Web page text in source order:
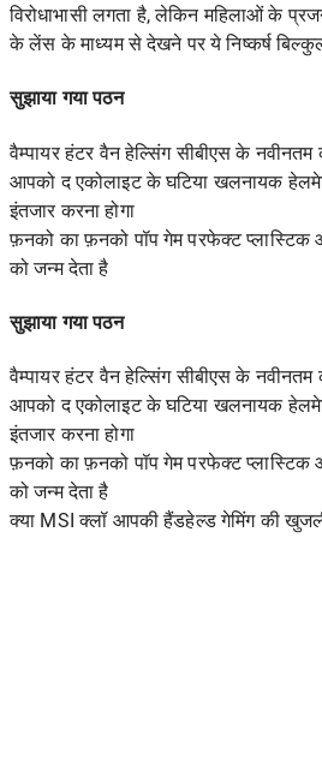
विरोधाभासी लगता है, लेकिन महिलाओं के
के लेंस के माध्यम से देखने पर ये निष्कर्ष
सुझाया गया पठन
वैम्पायर हंटर वैन हेल्सिंग सीबीएस के
आपको द एकोलाइट के घटिया खलनायक
इंतजार करना होगा
फ़नको का फ़नको पॉप गेम परफेक्ट प्लास्टिक
को जन्म देता है
सुझाया गया पठन
वैम्पायर हंटर वैन हेल्सिंग सीबीएस के
आपको द एकोलाइट के घटिया खलनायक
इंतजार करना होगा
फ़नको का फ़नको पॉप गेम परफेक्ट प्लास्टिक
को जन्म देता है
क्या MSI क्लॉ आपकी हैंडहेल्ड गेमिंग की